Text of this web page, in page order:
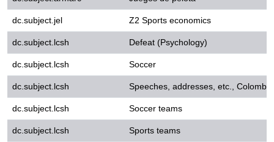
dc.subject.lcsh
Soccer
dc.subject.lcsh
Speeches, addresses, etc.,
dc.subject.lcsh
Soccer teams
dc.subject.lcsh
dc.subject.lcsh
Ball games
dc.subject.lcshuri
dc.subject.lcshuri